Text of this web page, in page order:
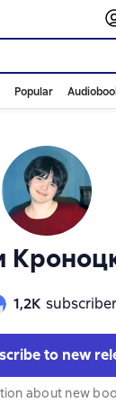
Popular
1,2К
to new
about new